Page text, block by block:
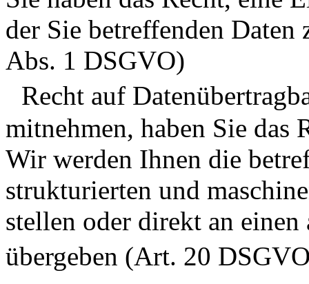
der Sie betreffenden
Abs. 1 DSGVO)
Recht auf
mitnehmen, haben Sie das
Wir werden Ihnen die
strukturierten und
stellen oder direkt an
übergeben (Art. 20